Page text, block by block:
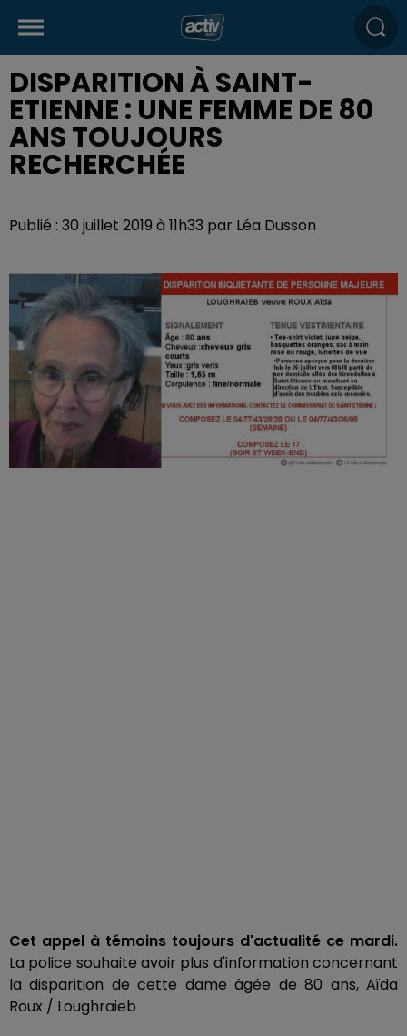
DISPARITION À SAINT-
ETIENNE : UNE FEMME DE 80
ANS TOUJOURS
RECHERCHÉE
Publié : 30 juillet 2019 à 11h33 par Léa Dusson
Cet appel à témoins toujours d'actualité ce mardi.
La police souhaite avoir plus d'information concernant
la disparition de cette dame âgée de 80 ans, Aïda
Roux / Loughraieb